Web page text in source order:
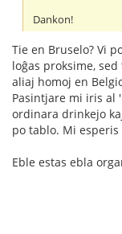
Dankon!
Tie en Bruselo? Vi
loĝas proksime,
aliaj homoj en
Pasintjare mi iris al
ordinara drinkejo
po tablo. Mi
Eble estas ebla